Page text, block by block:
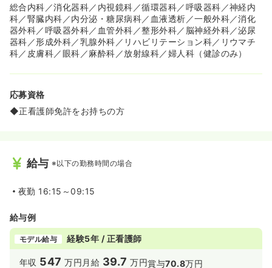
総合内科／消化器科／内視鏡科／循環器科／呼吸器科／神経内
科／腎臓内科／内分泌・糖尿病科／血液透析／一般外科／消化
器外科／呼吸器外科／血管外科／整形外科／脳神経外科／泌尿
器科／形成外科／乳腺外科／リハビリテーション科／リウマチ
科／皮膚科／眼科／麻酔科／放射線科／婦人科（健診のみ）
応募資格
◆正看護師免許をお持ちの方
給与 ※以下の勤務時間の場合
夜勤 16:15～09:15
給与例
モデル給与 経験5年 / 正看護師
年収 547 万円 月給 39.7 万円賞与70.8万円